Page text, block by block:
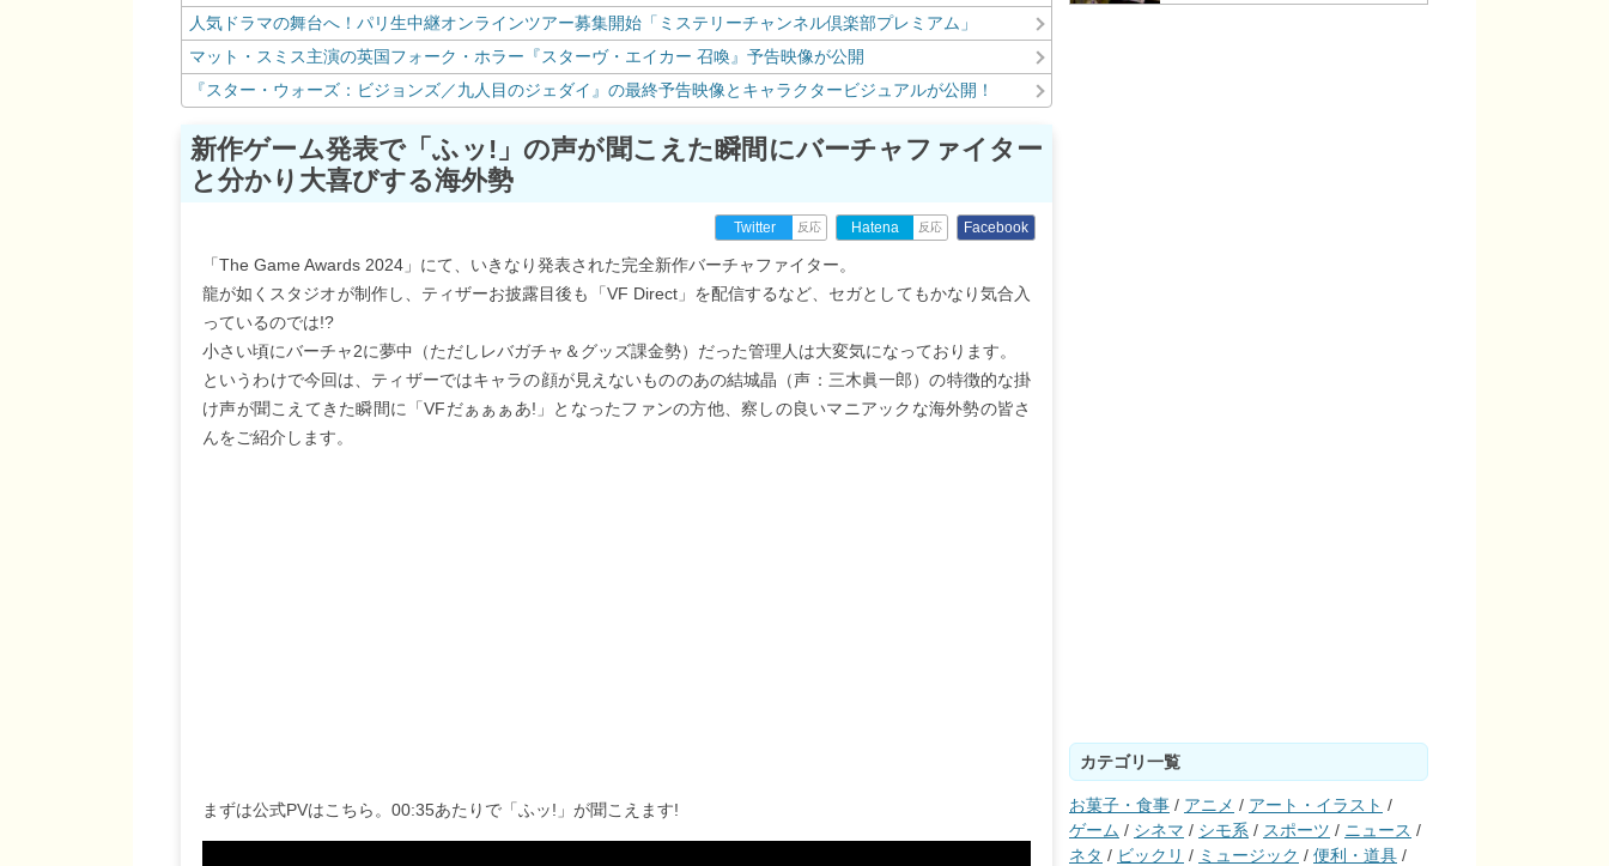
人気ドラマの舞台へ！パリ生中継オンラインツアー募集開始「ミステリーチャンネル倶楽部プレミアム」
マット・スミス主演の英国フォーク・ホラー『スターヴ・エイカー 召喚』予告映像が公開
『スター・ウォーズ：ビジョンズ／九人目のジェダイ』の最終予告映像とキャラクタービジュアルが公開！
新作ゲーム発表で「ふッ!」の声が聞こえた瞬間にバーチャファイター
と分かり大喜びする海外勢
Twitter 反応 Hatena 反応 Facebook
「The Game Awards 2024」にて、いきなり発表された完全新作バーチャファイター。
龍が如くスタジオが制作し、ティザーお披露目後も「VF Direct」を配信するなど、セガとしてもかなり気合入
っているのでは!?
小さい頃にバーチャ2に夢中（ただしレバガチャ＆グッズ課金勢）だった管理人は大変気になっております。
というわけで今回は、ティザーではキャラの顔が見えないもののあの結城晶（声：三木眞一郎）の特徴的な掛
け声が聞こえてきた瞬間に「VFだぁぁぁあ!」となったファンの方他、察しの良いマニアックな海外勢の皆さ
んをご紹介します。
まずは公式PVはこちら。00:35あたりで「ふッ!」が聞こえます!
カテゴリ一覧
お菓子・食事 / アニメ / アート・イラスト /
ゲーム / シネマ / シモ系 / スポーツ / ニュース /
ネタ / ビックリ / ミュージック / 便利・道具 /